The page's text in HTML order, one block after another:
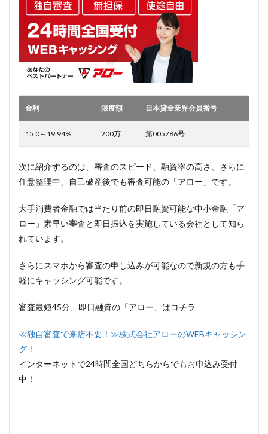
金利 限度額 日本貸金業界会員番号
15.0～19.94% 200万 第005786号
次に紹介するのは、審査のスピード、融資率の高さ、さらに
任意整理中、自己破産後でも審査可能の「アロー」です。
大手消費者金融では当たり前の即日融資可能な中小金融「ア
ロー」素早い審査と即日振込を実施している会社として知ら
れています。
さらにスマホから審査の申し込みが可能なので新規の方も手
軽にキャッシング可能です。
審査最短45分、即日融資の「アロー」はコチラ
≪独自審査で来店不要！≫株式会社アローのWEBキャッシン
グ！
インターネットで24時間全国どちらからでもお申込み受付
中！